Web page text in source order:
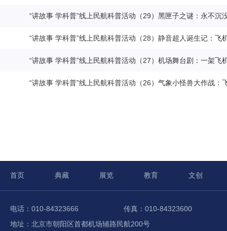
“讲故事 学科普”线上民航科普活动（29）黑匣子之谜：永不沉
“讲故事 学科普”线上民航科普活动（28）静音超人诞生记：飞
“讲故事 学科普”线上民航科普活动（27）机场舞台剧：一架飞
“讲故事 学科普”线上民航科普活动（26）气象小怪兽大作战：
首页 典藏 展览 教育 文创
电话：010-84323666
传真：010-84323600
地址：北京市朝阳区首都机场辅路民航200号